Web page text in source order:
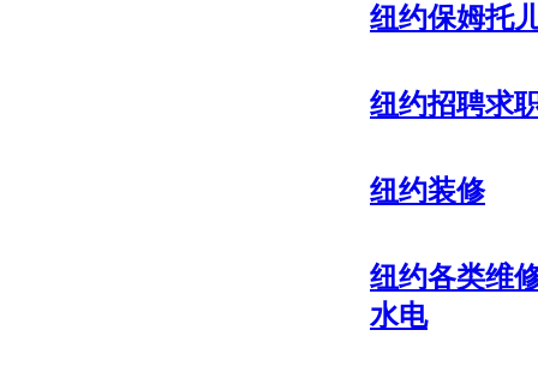
纽约保姆托
纽约招聘求
纽约装修
纽约各类维
水电